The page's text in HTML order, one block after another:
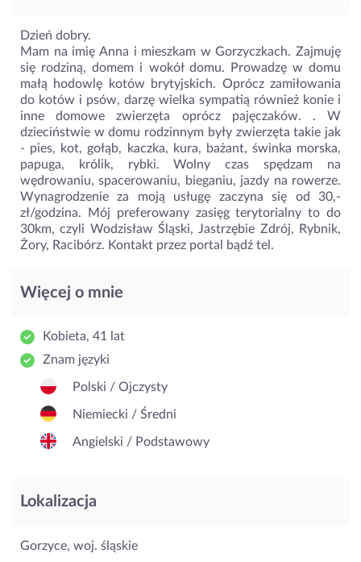
Dzień dobry.
Mam na imię Anna i mieszkam w Gorzyczkach. Zajmuję
się rodziną, domem i wokół domu. Prowadzę w domu
małą hodowlę kotów brytyjskich. Oprócz zamiłowania
do kotów i psów, darzę wielka sympatią również konie i
inne domowe zwierzęta oprócz pajęczaków. . W
dzieciństwie w domu rodzinnym były zwierzęta takie jak
- pies, kot, gołąb, kaczka, kura, bażant, świnka morska,
papuga, królik, rybki. Wolny czas spędzam na
wędrowaniu, spacerowaniu, bieganiu, jazdy na rowerze.
Wynagrodzenie za moją usługę zaczyna się od 30,-
zł/godzina. Mój preferowany zasięg terytorialny to do
30km, czyli Wodzisław Śląski, Jastrzębie Zdrój, Rybnik,
Żory, Racibórz. Kontakt przez portal bądź tel.
Więcej o mnie
Kobieta, 41 lat
Znam języki
Polski / Ojczysty
Niemiecki / Średni
Angielski / Podstawowy
Lokalizacja
Gorzyce, woj. śląskie